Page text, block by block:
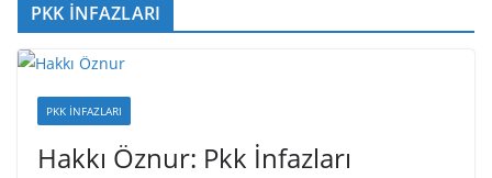
PKK İNFAZLARI
PKK İNFAZLARI
Hakkı Öznur: Pkk İnfazları